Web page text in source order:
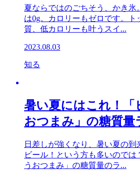
夏ならではのごちそう、かき氷
は0g。カロリーもゼロです。
質、低カロリーも叶うスイ...
2023.08.03
知る
暑い夏にはこれ！「
おつまみ」の糖質量
日差しが強くなり、暑い夏の到
ビール！という方も多いので
うおつまみ」の糖質量のラ...